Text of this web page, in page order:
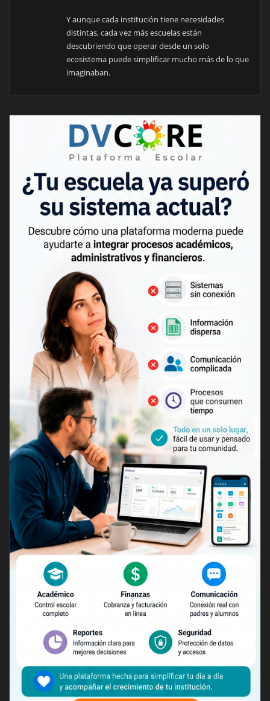
Y aunque cada institución tiene necesidades
distintas, cada vez más escuelas están
descubriendo que operar desde un solo
ecosistema puede simplificar mucho más de lo que
imaginaban.